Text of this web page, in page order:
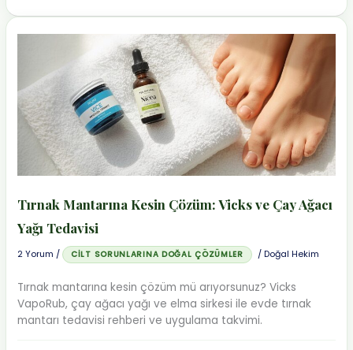
Kürü
Tarifi:
ve
Selülit
Gideren
Çay
Tırnak Mantarına Kesin Çözüm: Vicks ve Çay Ağacı
Yağı Tedavisi
2 Yorum / CILT SORUNLARINA DOĞAL ÇÖZÜMLER /Doğal Hekim
Tırnak mantarına kesin çözüm mü arıyorsunuz? Vicks
VapoRub, çay ağacı yağı ve elma sirkesi ile evde tırnak
mantarı tedavisi rehberi ve uygulama takvimi.